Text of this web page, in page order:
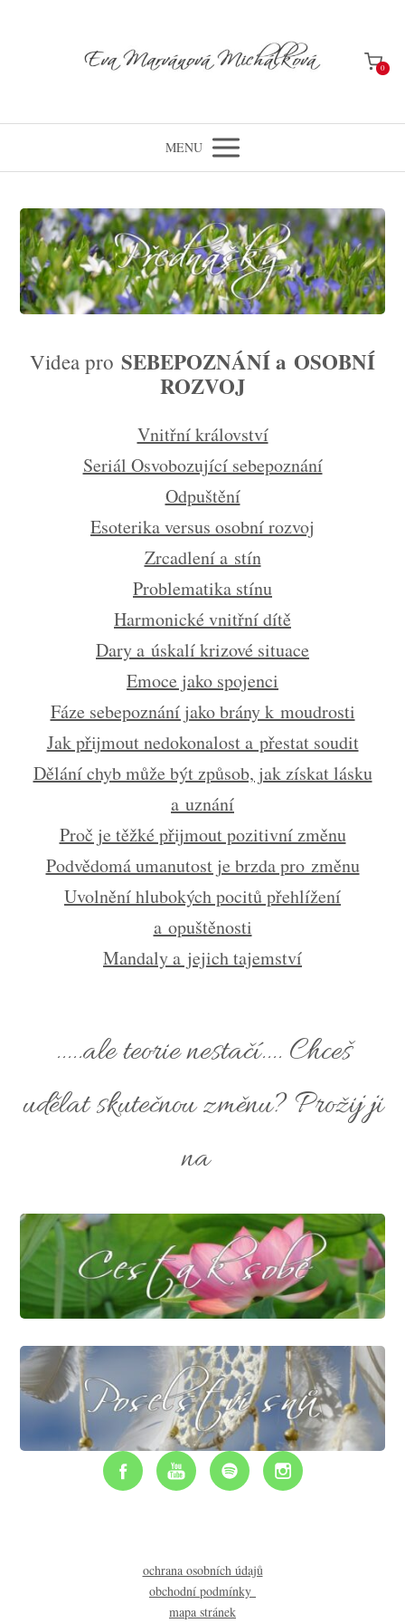
0
MENU
Videa pro SEBEPOZNÁNÍ a OSOBNÍ
ROZVOJ
Vnitřní království
Seriál Osvobozující sebepoznání
Odpuštění
Esoterika versus osobní rozvoj
Zrcadlení a stín
Problematika stínu
Harmonické vnitřní dítě
Dary a úskalí krizové situace
Emoce jako spojenci
Fáze sebepoznání jako brány k moudrosti
Jak přijmout nedokonalost a přestat soudit
Dělání chyb může být způsob, jak získat lásku
a uznání
Proč je těžké přijmout pozitivní změnu
Podvědomá umanutost je brzda pro změnu
Uvolnění hlubokých pocitů přehlížení
a opuštěnosti
Mandaly a jejich tajemství
.....ale teorie nestačí.... Chceš
udělat skutečnou změnu? Prožij ji
na
ochrana osobních údajů
obchodní podmínky
mapa stránek